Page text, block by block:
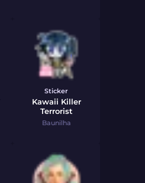
Sticker
Kawaii Killer
Terrorist
Baunilha